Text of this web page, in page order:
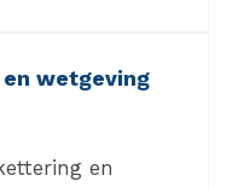
wetgeving
en